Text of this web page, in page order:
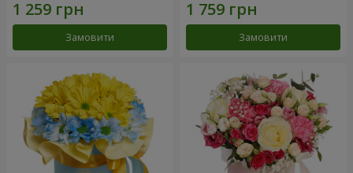
Замовити Замовити